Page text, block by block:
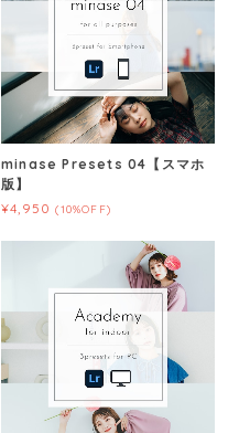
minase Presets 04【スマホ
版】
¥4,950 (10%OFF)